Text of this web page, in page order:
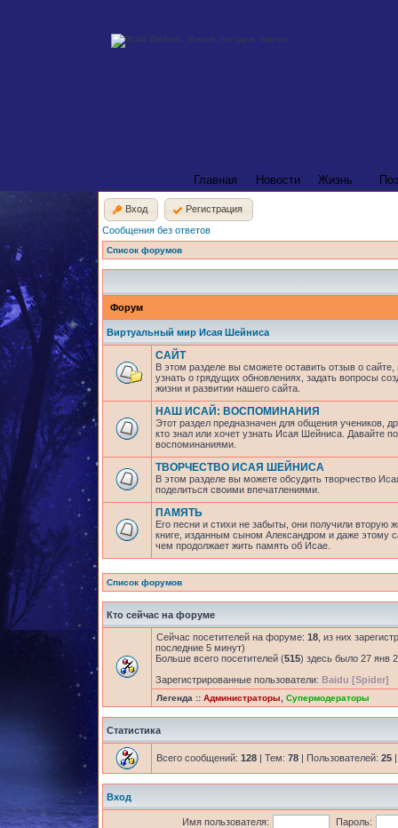
Главная Новости Жизнь
Вход
Регистрация
Сообщения без ответов
Список форумов
Форум
Виртуальный мир Исая Шейниса
САЙТ
В этом разделе вы сможете оставить отзыв о
узнать о грядущих обновлениях, задать вопросы
жизни и развитии нашего сайта.
НАШ ИСАЙ: ВОСПОМИНАНИЯ
Этот раздел предназначен для общения учеников,
кто знал или хочет узнать Исая Шейниса. Давайте
воспоминаниями.
ТВОРЧЕСТВО ИСАЯ ШЕЙНИСА
В этом разделе вы можете обсудить творчество
поделиться своими впечатлениями.
ПАМЯТЬ
Его песни и стихи не забыты, они получили вторую
книге, изданным сыном Александром и даже этому
чем продолжает жить память об Исае.
Список форумов
Кто сейчас на форуме
Сейчас посетителей на форуме: 18 , из них
последние 5 минут)
Больше всего посетителей (515) здесь было 27 янв
Зарегистрированные пользователи: Baidu [Spider]
Легенда :: Администраторы Супермодераторы
Статистика
Всего сообщений: 128 | Тем: 78 | Пользователей: 25
Вход
Имя пользователя: Пароль: